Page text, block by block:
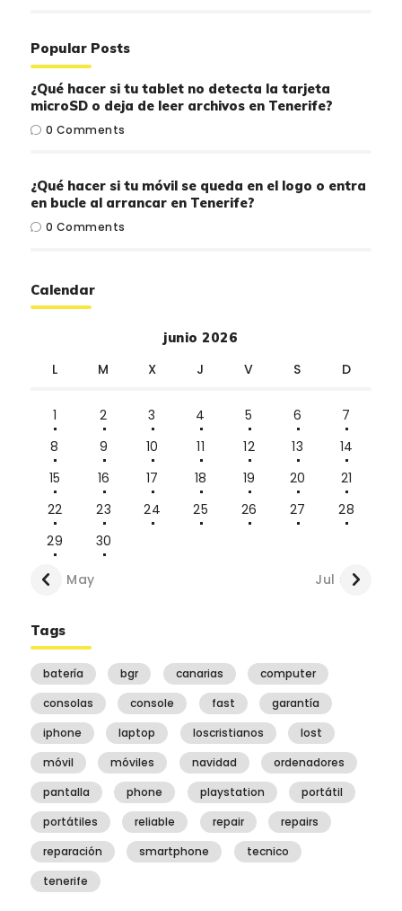
Popular Posts
¿Qué hacer si tu tablet no detecta la tarjeta
microSD o deja de leer archivos en Tenerife?
0 Comments
¿Qué hacer si tu móvil se queda en el logo o entra
en bucle al arrancar en Tenerife?
0 Comments
Calendar
junio 2026
L M X J V S D
1 2 3 4 5 6
7
8
9 10 11 12 13
14
15
16 17 18 19 20
21
22
23 24 25 26 27
28
29
30
« May Jul »
Tags
batería bgr canarias
computer
consolas
console fast
garantía
iphone
laptop loscristianos
lost
móvil
móviles navidad
ordenadores
pantalla
phone playstation
portátil
portátiles
reliable repair
repairs
reparación
smartphone
tecnico
tenerife